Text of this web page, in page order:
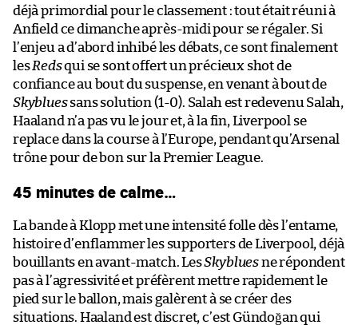
déjà primordial pour le classement : tout était réuni à
Anfield ce dimanche après-midi pour se régaler. Si
l’enjeu a d’abord inhibé les débats, ce sont finalement
lesRedsqui se sont offert un précieux shot de
confiance au bout du suspense, en venant à bout de
Skybluessans solution (1-0). Salah est redevenu Salah,
Haaland n’a pas vu le jour et, à la fin, Liverpool se
replace dans la course à l’Europe, pendant qu’Arsenal
trône pour de bon sur la Premier League.
45 minutes de calme…
La bande à Klopp met une intensité folle dès l’entame,
histoire d’enflammer les supporters de Liverpool, déjà
bouillants en avant-match. LesSkybluesne répondent
pas à l’agressivité et préfèrent mettre rapidement le
pied sur le ballon, mais galèrent à se créer des
situations. Haaland est discret, c’est Gündoğan qui